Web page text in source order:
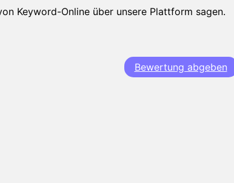
Keyword-Online über unsere Plattform sagen.
Bewertung abgeben